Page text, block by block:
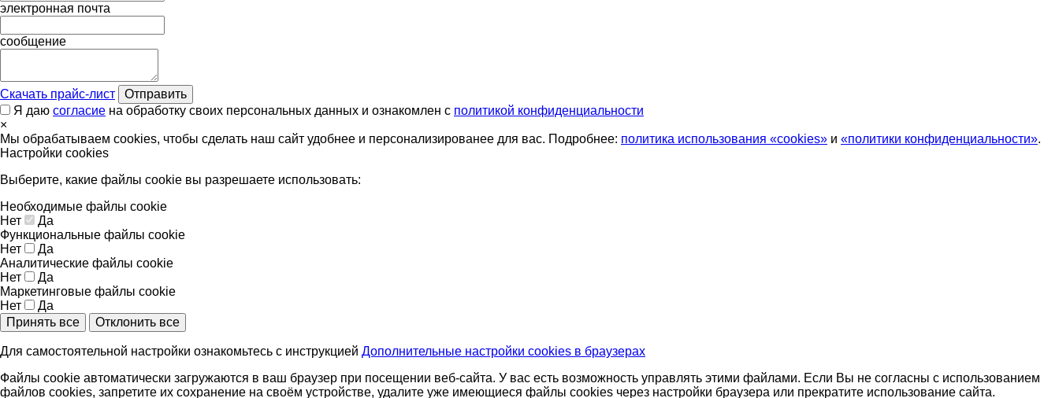
электронная почта
сообщение
Скачать прайс-лист
Отправить
Я даю согласие на обработку своих персональных данных и ознакомлен с политикой конфиденциальности
×
Мы обрабатываем cookies, чтобы сделать наш сайт удобнее и персонализированее для вас. Подробнее: политика использования «cookies» и «политики конфиденциальности».
Настройки cookies
Выберите, какие файлы cookie вы разрешаете использовать:
Необходимые файлы cookie
Нет
Да
Функциональные файлы cookie
Нет
Да
Аналитические файлы cookie
Нет
Да
Маркетинговые файлы cookie
Нет
Да
Принять все
Отклонить все
Для самостоятельной настройки ознакомьтесь с инструкцией Дополнительные настройки cookies в браузерах
Файлы cookie автоматически загружаются в ваш браузер при посещении веб-сайта. У вас есть возможность управлять этими файлами. Если Вы не согласны с использованием
файлов cookies, запретите их сохранение на своём устройстве, удалите уже имеющиеся файлы cookies через настройки браузера или прекратите использование сайта.